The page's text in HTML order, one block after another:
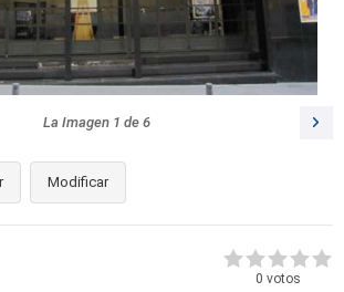
La Imagen 1 de 6
Modificar
0 votos